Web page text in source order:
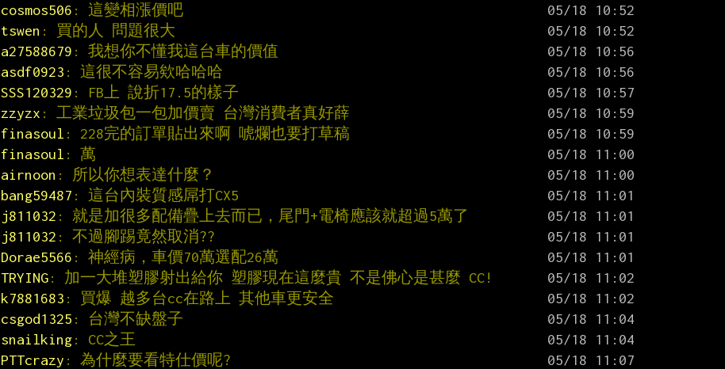
cosmos506 : 這變相漲價吧
tswen : 買的人 問題很大
a27588679 : 我想你不懂我這台車的價值
asdf0923 : 這很不容易欸哈哈哈
SSS120329 : FB上 說折17.5的樣子
zzyzx : 工業垃圾包一包加價賣 台灣消費者真好薛
finasoul : 228完的訂單貼出來啊 唬爛也要打草稿
finasoul : 萬
airnoon : 所以你想表達什麼？
bang59487 : 這台內裝質感屌打CX5
j811032 : 就是加很多配備疊上去而已，尾門+電椅應該就超過5萬了
j811032 : 不過腳踢竟然取消??
Dorae5566 : 神經病，車價70萬選配26萬
TRYING: 加一大堆塑膠射出給你 塑膠現在這麼貴 不是佛心是甚麼 CC!
k7881683 : 買爆 越多台cc在路上 其他車更安全
csgod1325 : 台灣不缺盤子
snailking: CC之王
PTTcrazy : 為什麼要看特仕價呢?